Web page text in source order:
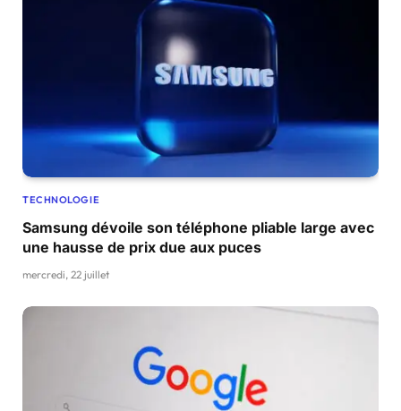
TECHNOLOGIE
Samsung dévoile son téléphone pliable large avec
une hausse de prix due aux puces
mercredi, 22 juillet